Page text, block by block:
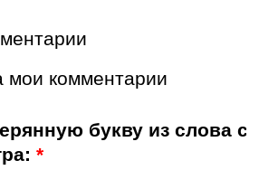
мои комментарии
букву из слова с
*